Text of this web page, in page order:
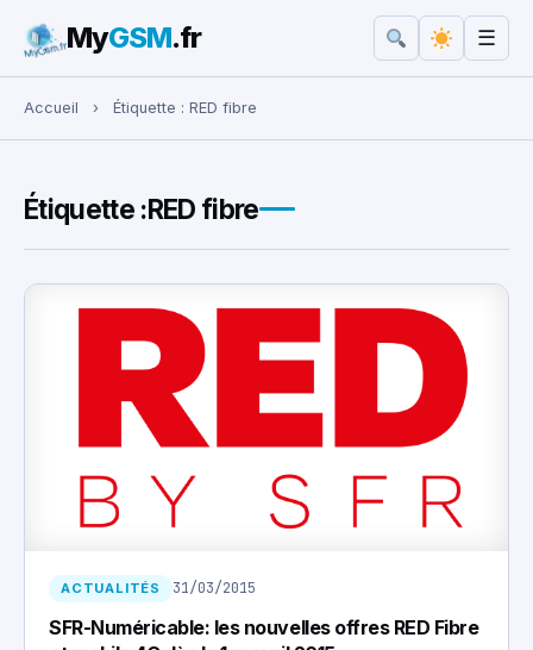
Rechercher :
MyGSM.fr ☰
Accueil › Étiquette : RED fibre
Étiquette :RED fibre
ACTUALITÉS 31/03/2015
SFR-Numéricable: les nouvelles offres RED Fibre